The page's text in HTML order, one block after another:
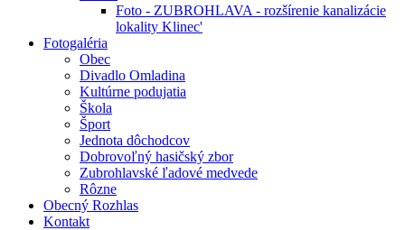
Foto - ZUBROHLAVA - rozšírenie kanalizácie
lokality Klinec'
Fotogaléria
Obec
Divadlo Omladina
Kultúrne podujatia
Škola
Šport
Jednota dôchodcov
Dobrovoľný hasičský zbor
Zubrohlavské ľadové medvede
Rôzne
Obecný Rozhlas
Kontakt